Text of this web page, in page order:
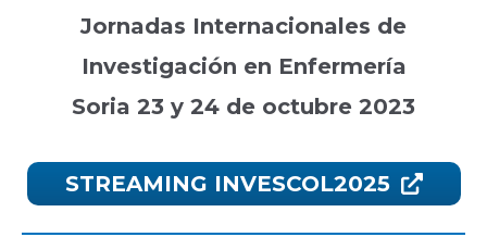
Jornadas Internacionales de
Investigación en Enfermería
Soria 23 y 24 de octubre 2023
STREAMING INVESCOL2025